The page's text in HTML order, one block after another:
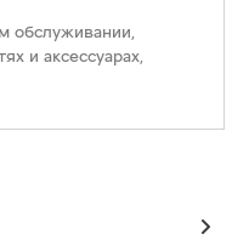
обслуживании,
и аксессуарах,